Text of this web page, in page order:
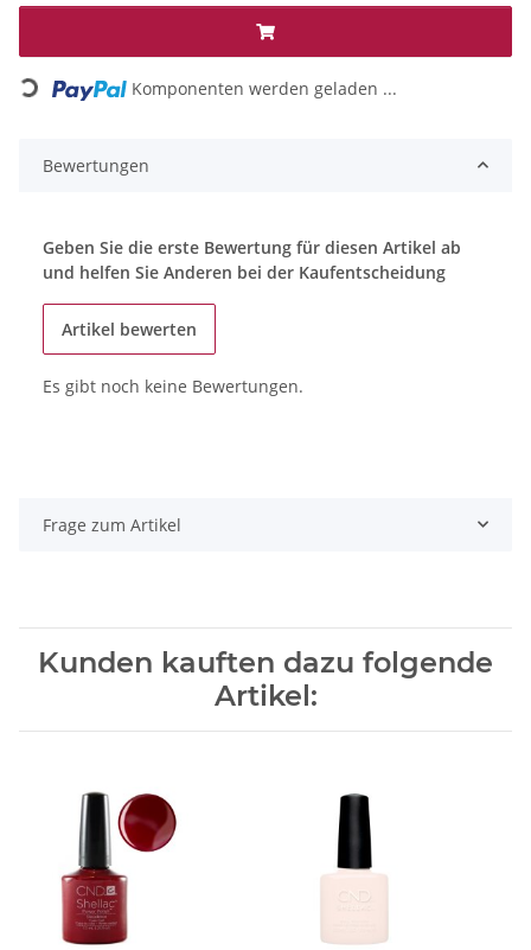
Loading... Komponenten werden geladen ...
Bewertungen
Geben Sie die erste Bewertung für diesen Artikel ab
und helfen Sie Anderen bei der Kaufentscheidung
Artikel bewerten
Es gibt noch keine Bewertungen.
Frage zum Artikel
Kunden kauften dazu folgende
Artikel: